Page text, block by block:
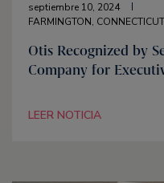
septiembre 10, 2024
FARMINGTON,
Otis Recognized by
Company for
LEER NOTICIA